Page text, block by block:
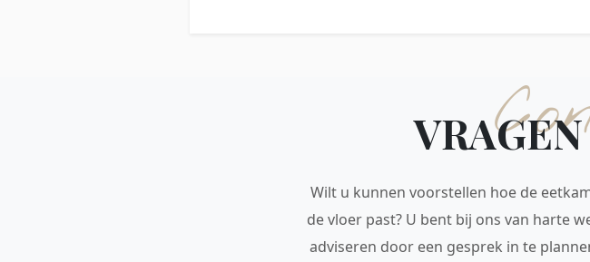
Wilt u kunnen voorstellen hoe de
de vloer past? U bent bij ons van harte
adviseren door een gesprek in te